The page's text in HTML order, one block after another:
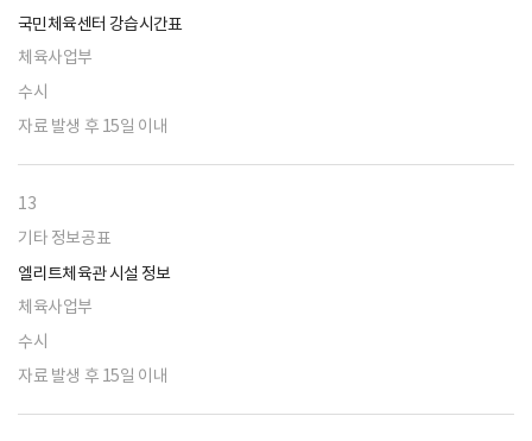
국민체육센터 강습시간표
체육사업부
수시
자료 발생 후 15일 이내
13
기타 정보공표
엘리트체육관 시설 정보
체육사업부
수시
자료 발생 후 15일 이내